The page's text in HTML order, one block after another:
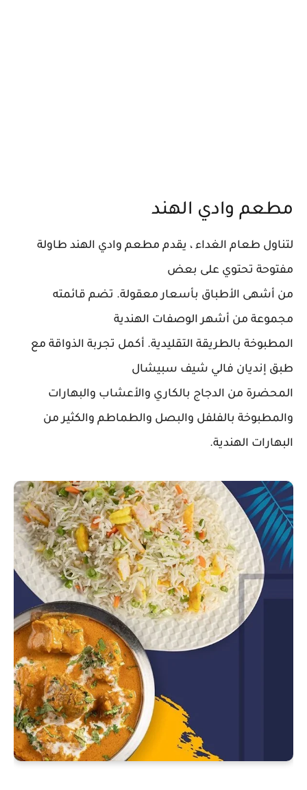
مطعم وادي الهند
لتناول طعام الغداء ، يقدم مطعم وادي الهند طاولة
مفتوحة تحتوي على بعض
من أشهى الأطباق بأسعار معقولة. تضم قائمته
مجموعة من أشهر الوصفات الهندية
المطبوخة بالطريقة التقليدية. أكمل تجربة الذواقة مع
طبق إنديان فالي شيف سبيشال
المحضرة من الدجاج بالكاري والأعشاب والبهارات
والمطبوخة بالفلفل والبصل والطماطم والكثير من
البهارات الهندية.